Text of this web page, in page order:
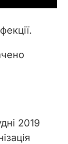
2019